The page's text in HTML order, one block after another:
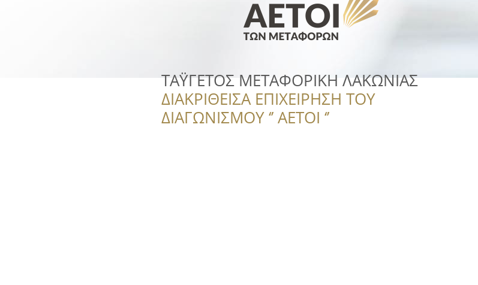
ΤΑΫΓΕΤΟΣ ΜΕΤΑΦΟΡΙΚΗ ΛΑΚΩΝΙΑΣ
ΔΙΑΚΡΙΘΕΙΣΑ ΕΠΙΧΕΙΡΗΣΗ ΤΟΥ
ΔΙΑΓΩΝΙΣΜΟΥ ‘’ ΑΕΤΟΙ ‘’